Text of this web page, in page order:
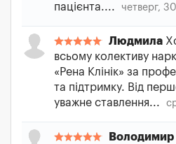
пацієнта....
четверг,
Людмила
всьому колективу
«Рена Клінік» за
та підтримку. Від
уважне ставлення...
Володимир